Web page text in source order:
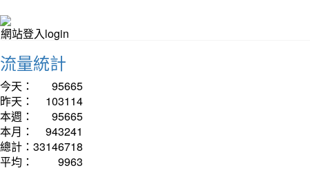
網站登入login
流量統計
今天：
95665
昨天：
103114
本週：
95665
本月：
943241
總計： 33146718
平均：
9963